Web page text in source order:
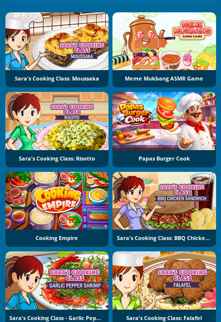
Sara's Cooking Class: Moussaka Meme Mukbang ASMR Game
Sara's Cooking Class: Risotto Papas Burger Cook
Cooking Empire Sara's Cooking Class: BBQ Chicken Sandwich
Sara's Cooking Class - Garlic Pepper Shrimp Sara's Cooking Class: Falafel